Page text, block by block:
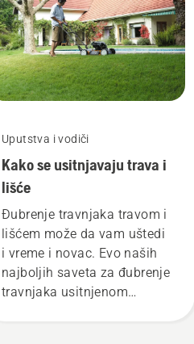
razloga za brigu. Ovo je
detaljan vodič koji će vam
pomoći da obnovite
travnjak sa pečatima braon
trave.
Uputstva i vodiči
Kako se usitnjavaju trava i
lišće
Đubrenje travnjaka travom i
lišćem može da vam uštedi
i vreme i novac. Evo naših
najboljih saveta za đubrenje
travnjaka usitnjenom